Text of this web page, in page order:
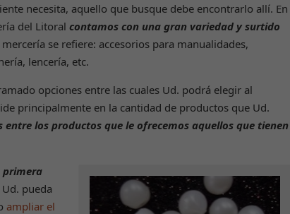
necesita, aquello que busque debe encontrarlo allí. En
del Litoral contamos con una gran variedad y surtido
se refiere: accesorios para manualidades,
lencería, etc.
opciones entre las cuales Ud. podrá elegir al
principalmente en la cantidad de productos que Ud.
entre los productos que le ofrecemos aquellos que tienen
primera
pueda
ampliar el